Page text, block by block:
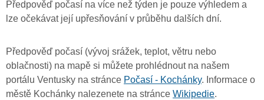
Předpověď počasí na více než týden je pouze výhledem a
lze očekávat její upřesňování v průběhu dalších dní.
Předpověď počasí (vývoj srážek, teplot, větru nebo
oblačnosti) na mapě si můžete prohlédnout na našem
portálu Ventusky na stránce Počasí - Kochánky. Informace o
městě Kochánky nalezenete na stránce Wikipedie.